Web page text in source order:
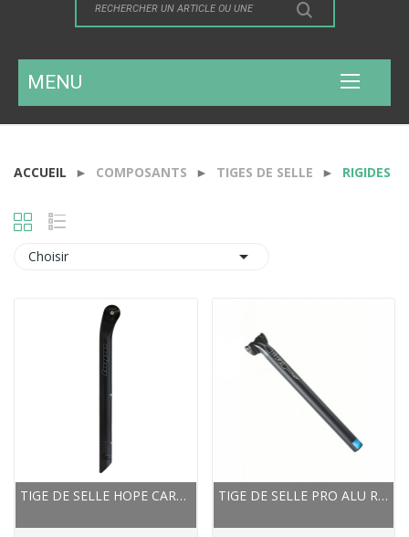
MENU
ACCUEIL COMPOSANTS TIGES DE SELLE RIGIDES
Choisir 
TIGE DE SELLE HOPE CARBON VTT ROUTE CIRCULAR... TIGE DE SELLE PRO ALU ROUTE LT NOIR DÉCOR...